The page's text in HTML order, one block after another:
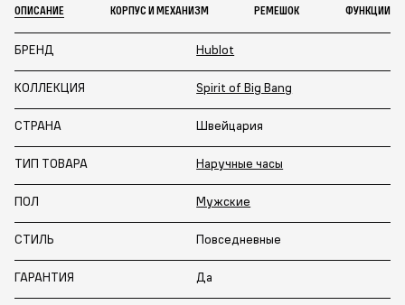
ОПИСАНИЕ КОРПУС И МЕХАНИЗМ РЕМЕШОК ФУНКЦИИ
БРЕНД Hublot
КОЛЛЕКЦИЯ Spirit of Big Bang
СТРАНА Швейцария
ТИП ТОВАРА Наручные часы
ПОЛ Мужские
СТИЛЬ Повседневные
ГАРАНТИЯ Да